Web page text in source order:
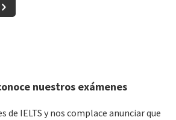
nuestros exámenes
de IELTS y nos complace anunciar que